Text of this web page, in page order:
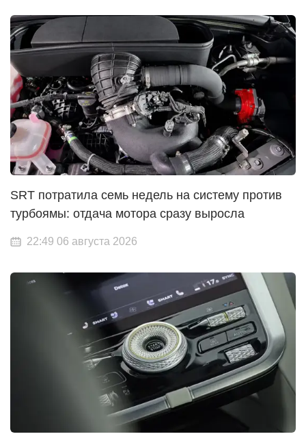
SRT потратила семь недель на систему против
турбоямы: отдача мотора сразу выросла
22:49 06 августа 2026